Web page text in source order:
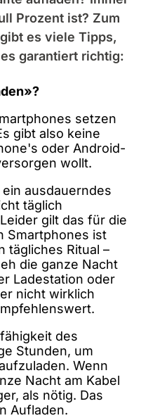
Prozent ist? Zum
es viele Tipps,
garantiert richtig:
setzen
gibt also keine
oder Android-
wollt.
ausdauerndes
täglich
gilt das für die
Smartphones ist
tägliches Ritual –
die ganze Nacht
Ladestation oder
nicht wirklich
des
Stunden, um
Wenn
Nacht am Kabel
als nötig. Das
Aufladen.